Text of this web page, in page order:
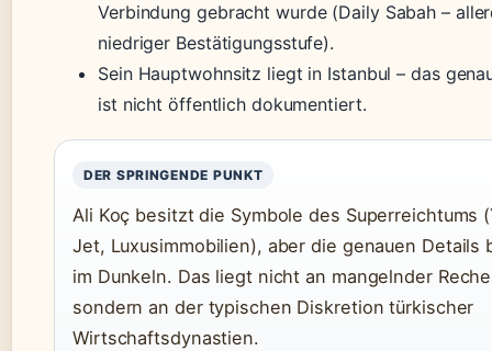
Verbindung gebracht wurde (Daily Sabah –
niedriger Bestätigungsstufe).
Sein Hauptwohnsitz liegt in Istanbul – das
ist nicht öffentlich dokumentiert.
DER SPRINGENDE PUNKT
Ali Koç besitzt die Symbole des Superreichtums
Jet, Luxusimmobilien), aber die genauen Details
im Dunkeln. Das liegt nicht an mangelnder
sondern an der typischen Diskretion türkischer
Wirtschaftsdynastien.